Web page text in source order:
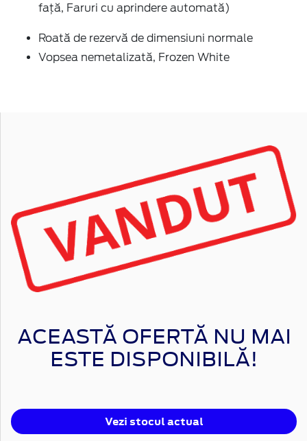
faţă, Faruri cu aprindere automată)
Roată de rezervă de dimensiuni normale
Vopsea nemetalizată, Frozen White
ACEASTĂ OFERTĂ NU MAI
ESTE DISPONIBILĂ!
Vezi stocul actual